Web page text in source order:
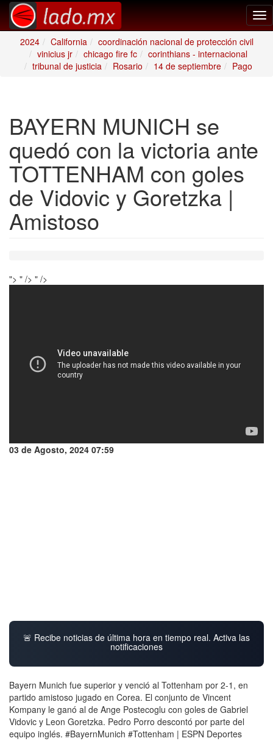
2024
California
coordinación nacional de protección civil
vinicius jr
chicago fire fc
corinthians - internacional
tribunal de justicia
Rosario 14 de septiembre Pago
BAYERN MUNICH se
quedó con la victoria ante
TOTTENHAM con goles
de Vidovic y Goretzka |
Amistoso
"> " /> " />
03 de Agosto, 2024 07:59
🚨 Recibe noticias de última hora en tiempo real. Activa las
notificaciones
Bayern Munich fue superior y venció al Tottenham por 2-1, en
partido amistoso jugado en Corea. El conjunto de Vincent
Kompany le ganó al de Ange Postecoglu con goles de Gabriel
Vidovic y Leon Goretzka. Pedro Porro descontó por parte del
equipo inglés. #BayernMunich #Tottenham | ESPN Deportes